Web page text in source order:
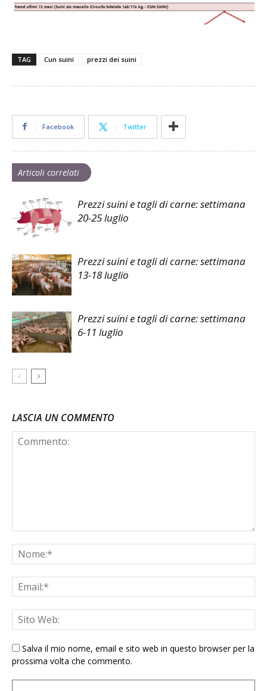
TAG Cun suini prezzi dei suini
Facebook Twitter
Articoli correlati
Prezzi suini e tagli di carne: settimana
20-25 luglio
Prezzi suini e tagli di carne: settimana
13-18 luglio
Prezzi suini e tagli di carne: settimana
6-11 luglio
LASCIA UN COMMENTO
Salva il mio nome, email e sito web in questo browser per la
prossima volta che commento.